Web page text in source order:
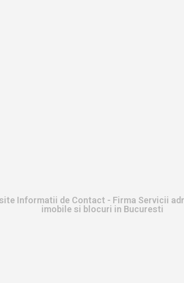
Informatii de Contact - Firma Servicii
imobile si blocuri in Bucuresti